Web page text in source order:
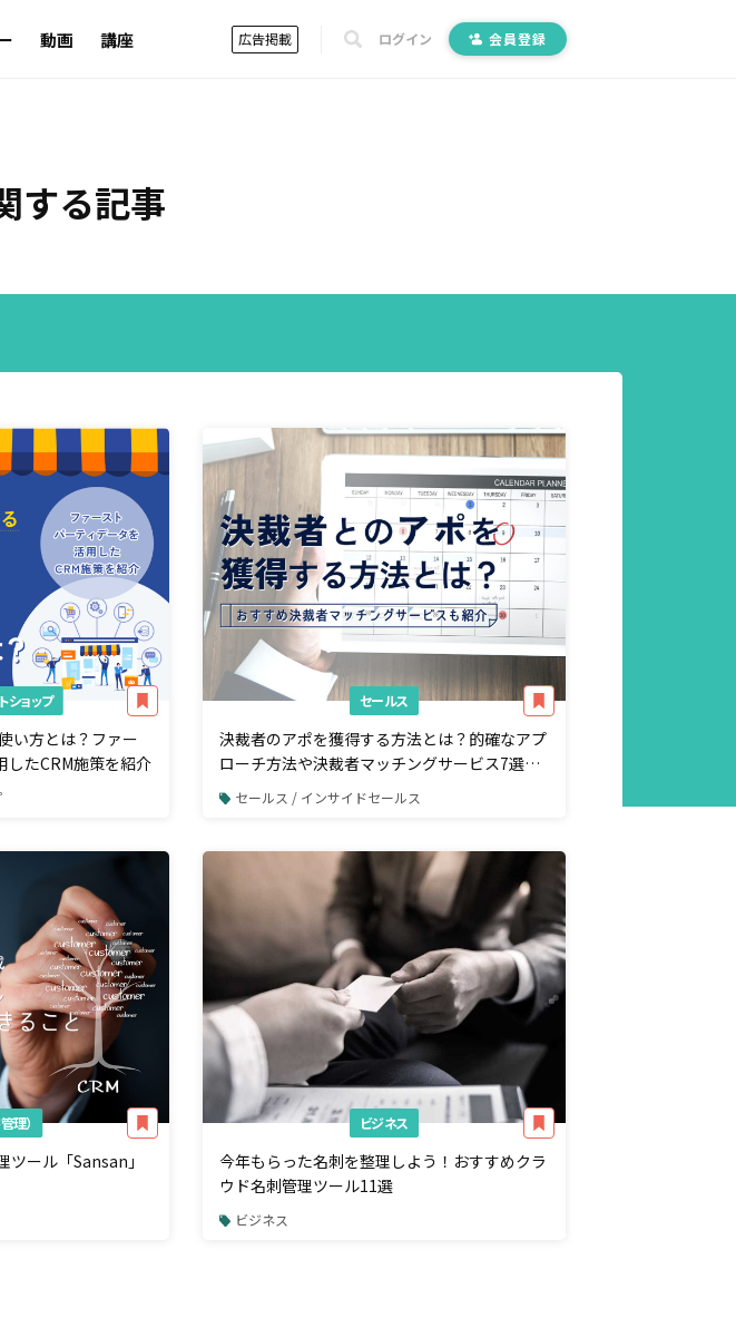
動画 講座 広告掲載 ログイン 会員登録
する記事
ショップ
い方とは？ファー
したCRM施策を紹介
セールス
決裁者のアポを獲得する方法とは？的確なアプ
ローチ方法や決裁者マッチングサービス7選を
紹介セールス / インサイドセールス
理）
ツール「Sansan」
ビジネス
今年もらった名刺を整理しよう！おすすめクラ
ウド名刺管理ツール11選
ビジネス